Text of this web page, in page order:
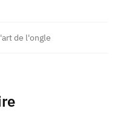
de l'ongle